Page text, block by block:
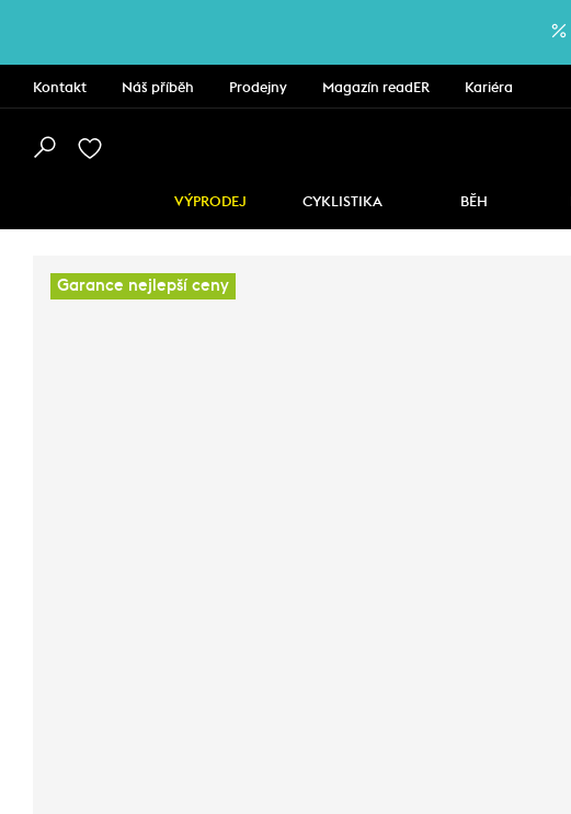
Kontakt Náš příběh Prodejny Magazín readER Kariéra
VÝPRODEJ CYKLISTIKA BĚH
Garance nejlepší ceny